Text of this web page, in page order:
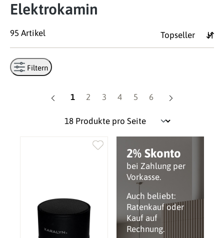
Elektrokamin
95 Artikel
Filtern
Seite
1 Seite
2 Seite
3 Seite
4 Seite
5 Seite
6
2% Skonto
bei Zahlung per
Vorkasse.
Auch beliebt:
Ratenkauf oder
Kauf auf
Rechnung.